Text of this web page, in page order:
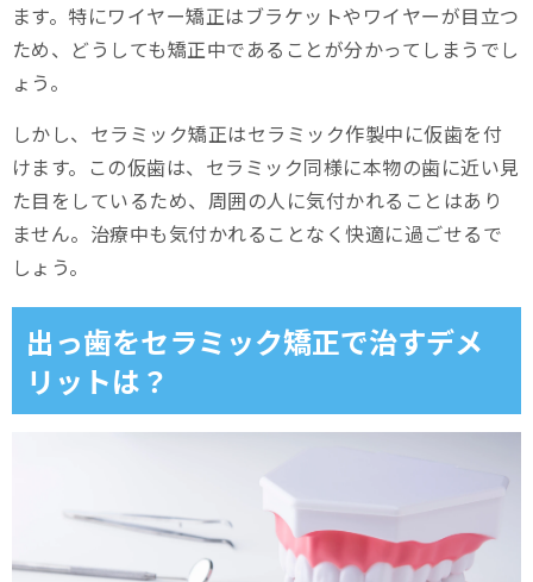
ます。特にワイヤー矯正はブラケットやワイヤーが目立つ
ため、どうしても矯正中であることが分かってしまうでし
ょう。
しかし、セラミック矯正はセラミック作製中に仮歯を付
けます。この仮歯は、セラミック同様に本物の歯に近い見
た目をしているため、周囲の人に気付かれることはあり
ません。治療中も気付かれることなく快適に過ごせるで
しょう。
出っ歯をセラミック矯正で治すデメ
リットは？